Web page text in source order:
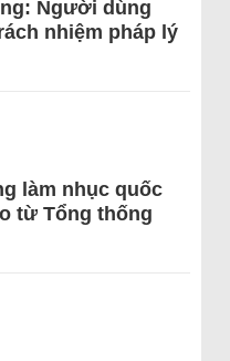
Người dùng
nhiệm pháp lý
làm nhục quốc
từ Tổng thống